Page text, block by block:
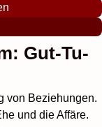
Gut-Tu-
von Beziehungen.
und die Affäre.